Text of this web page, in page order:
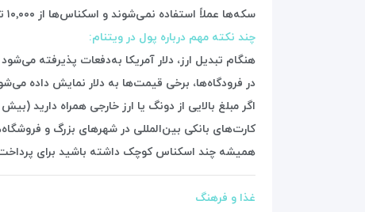
سکه‌ها عملاً استفاده نمی‌شوند و اسکناس‌ها از ۱۰٬۰۰۰ تا ۵۰۰٬۰۰۰ دونگ رایج‌اند
چند نکته مهم درباره پول در ویتنام:
هنگام تبدیل ارز، دلار آمریکا به‌دفعات پذیرفته
در فرودگاه‌ها، برخی قیمت‌ها به دلار نمایش داده
اگر مبلغ بالایی از دونگ یا ارز خارجی همراه دارید (بیش از ۱۵٬۰۰۰٬۰۰۰ دونگ یا معادل ۵٬۰۰۰ دلار) باید در هنگام ورود و خروج
کارت‌های بانکی بین‌المللی در شهرهای بزرگ و
همیشه چند اسکناس کوچک داشته باشید برای
غذا و فرهنگ